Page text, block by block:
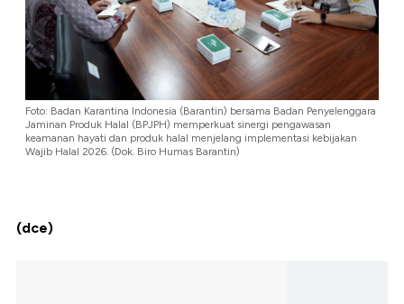
Foto: Badan Karantina Indonesia (Barantin) bersama Badan Penyelenggara
Jaminan Produk Halal (BPJPH) memperkuat sinergi pengawasan
keamanan hayati dan produk halal menjelang implementasi kebijakan
Wajib Halal 2026. (Dok. Biro Humas Barantin)
(dce)